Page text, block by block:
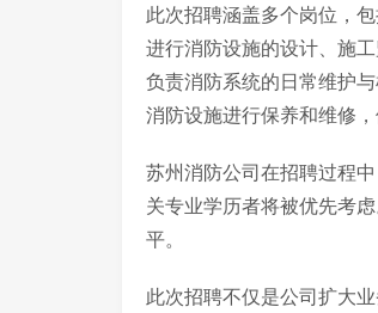
此次招聘涵盖多个岗位，
进行消防设施的设计、施
负责消防系统的日常维护
消防设施进行保养和维修
苏州消防公司在招聘过程
关专业学历者将被优先考
平。
此次招聘不仅是公司扩大